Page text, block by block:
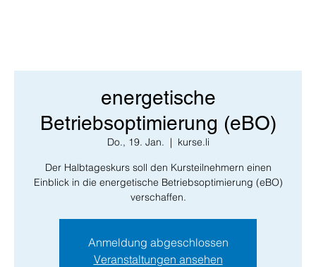
energetische
Betriebsoptimierung (eBO)
Do., 19. Jan.
  |
kurse.li
Der Halbtageskurs soll den Kursteilnehmern einen
Einblick in die energetische Betriebsoptimierung (eBO)
verschaffen.
Anmeldung abgeschlossen
Veranstaltungen ansehen